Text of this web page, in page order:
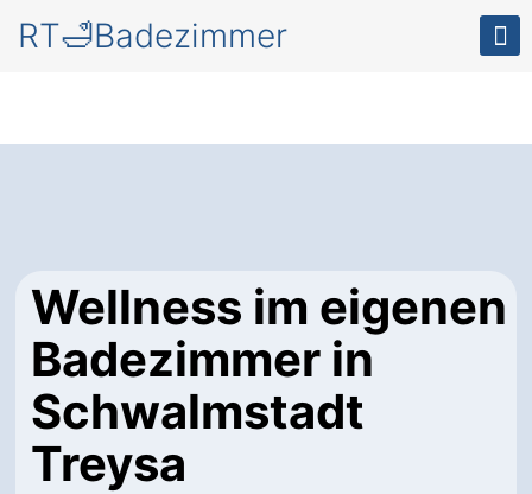
RT🛁Badezimmer
Wellness im eigenen
Badezimmer in
Schwalmstadt
Treysa